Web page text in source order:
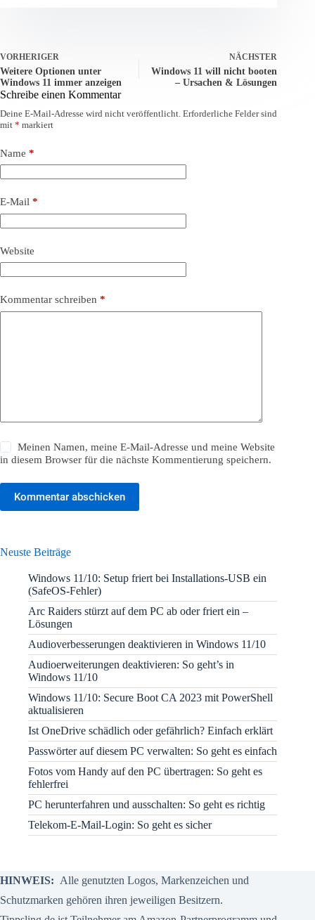
VORHERIGER
Weitere Optionen unter
Windows 11 immer anzeigen
NÄCHSTER
Windows 11 will nicht booten
– Ursachen & Lösungen
Schreibe einen Kommentar
Deine E-Mail-Adresse wird nicht veröffentlicht. Erforderliche Felder sind
mit * markiert
Name *
E-Mail *
Website
Kommentar schreiben *
Meinen Namen, meine E-Mail-Adresse und meine Website
in diesem Browser für die nächste Kommentierung speichern.
Kommentar abschicken
Neuste Beiträge
Windows 11/10: Setup friert bei Installations-USB ein
(SafeOS-Fehler)
Arc Raiders stürzt auf dem PC ab oder friert ein –
Lösungen
Audioverbesserungen deaktivieren in Windows 11/10
Audioerweiterungen deaktivieren: So geht’s in
Windows 11/10
Windows 11/10: Secure Boot CA 2023 mit PowerShell
aktualisieren
Ist OneDrive schädlich oder gefährlich? Einfach erklärt
Passwörter auf diesem PC verwalten: So geht es einfach
Fotos vom Handy auf den PC übertragen: So geht es
fehlerfrei
PC herunterfahren und ausschalten: So geht es richtig
Telekom-E-Mail-Login: So geht es sicher
HINWEIS: Alle genutzten Logos, Markenzeichen und
Schutzmarken gehören ihren jeweiligen Besitzern.